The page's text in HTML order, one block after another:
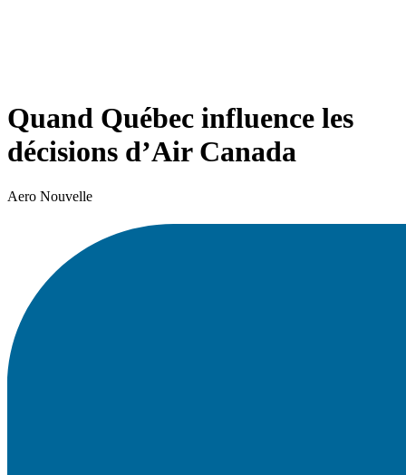
Quand Québec influence les
décisions d’Air Canada
Aero Nouvelle